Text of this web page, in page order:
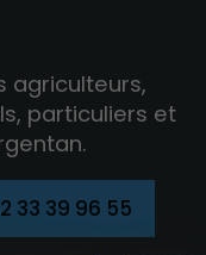
agriculteurs,
particuliers et
33 39 96 55